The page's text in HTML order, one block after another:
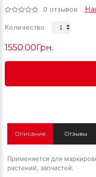
0 отзывов
Количество
1550.00Грн.
Описание Отзывы
Применяется для
растений, запчастей.